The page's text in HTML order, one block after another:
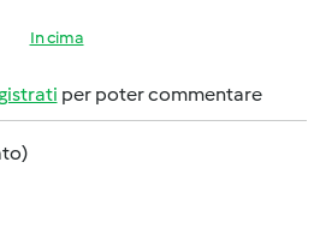
In cima
per poter commentare